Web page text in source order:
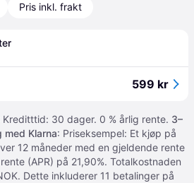
Pris inkl. frakt
599 kr
Kreditttid: 30 dager. 0 % årlig rente. 3–
med Klarna: Priseksempel: Et kjøp på
12 måneder med en gjeldende rente
(APR) på 21,90%. Totalkostnaden
Dette inkluderer 11 betalinger på